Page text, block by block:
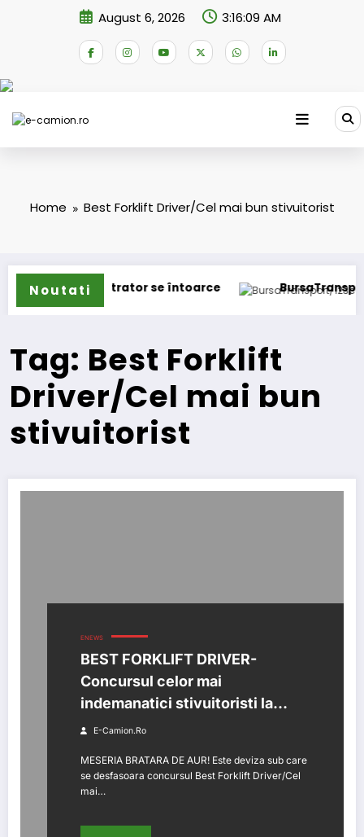
August 6, 2026 3:16:09 AM
Home Best Forklift Driver/Cel mai bun stivuitorist
Noutati
IVECO Strator se întoarce BursaTransport/
Tag: Best Forklift
Driver/Cel mai bun
stivuitorist
ENEWS
BEST FORKLIFT DRIVER-
Concursul celor mai
indemanatici stivuitoristi la
TransLogistica 2016!
E-Camion.ro
MESERIA BRATARA DE AUR! Este deviza sub care
se desfasoara concursul Best Forklift Driver/Cel
mai…